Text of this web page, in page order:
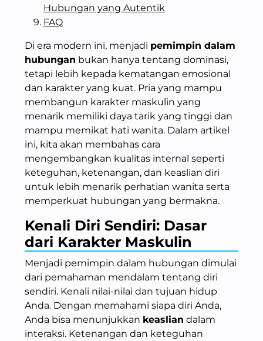
Hubungan yang Autentik
FAQ
Di era modern ini, menjadi pemimpin dalam
hubungan bukan hanya tentang dominasi,
tetapi lebih kepada kematangan emosional
dan karakter yang kuat. Pria yang mampu
membangun karakter maskulin yang
menarik memiliki daya tarik yang tinggi dan
mampu memikat hati wanita. Dalam artikel
ini, kita akan membahas cara
mengembangkan kualitas internal seperti
keteguhan, ketenangan, dan keaslian diri
untuk lebih menarik perhatian wanita serta
memperkuat hubungan yang bermakna.
Kenali Diri Sendiri: Dasar
dari Karakter Maskulin
Menjadi pemimpin dalam hubungan dimulai
dari pemahaman mendalam tentang diri
sendiri. Kenali nilai-nilai dan tujuan hidup
Anda. Dengan memahami siapa diri Anda,
Anda bisa menunjukkan keaslian dalam
interaksi. Ketenangan dan keteguhan